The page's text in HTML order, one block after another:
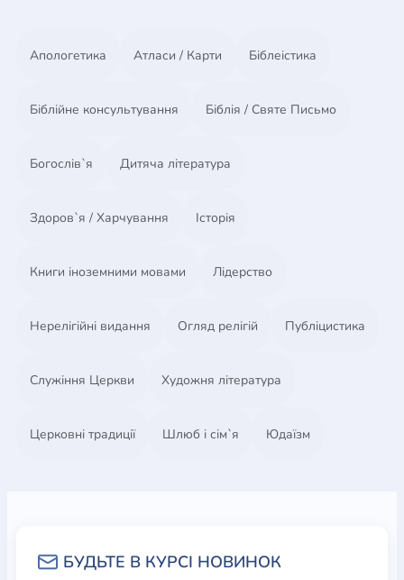
Апологетика Атласи / Карти Біблеістика
Біблійне консультування Біблія / Святе Письмо
Богослів`я Дитяча література
Здоров`я / Харчування Історія
Книги іноземними мовами Лідерство
Нерелігійні видання Огляд релігій Публіцистика
Служіння Церкви Художня література
Церковні традиції Шлюб і сім`я Юдаїзм